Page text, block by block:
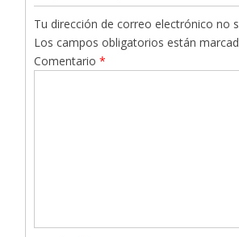
Tu dirección de correo electrónico no
Los campos obligatorios están
Comentario*